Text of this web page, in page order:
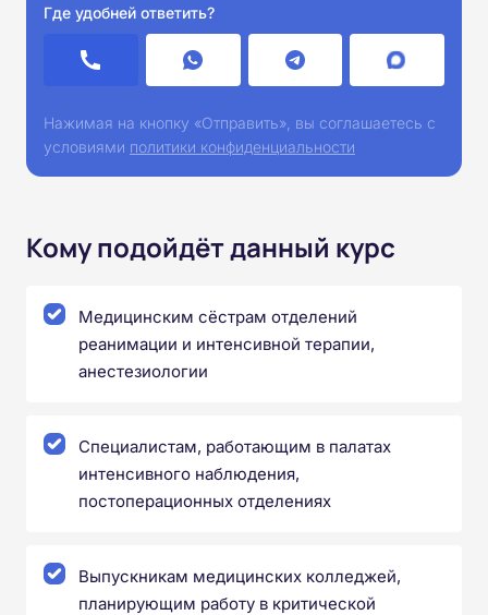
Где удобней ответить?
Нажимая на кнопку «Отправить», вы соглашаетесь с
условиями политики конфиденциальности
Кому подойдёт данный курс
Медицинским сёстрам отделений
реанимации и интенсивной терапии,
анестезиологии
Специалистам, работающим в палатах
интенсивного наблюдения,
постоперационных отделениях
Выпускникам медицинских колледжей,
планирующим работу в критической